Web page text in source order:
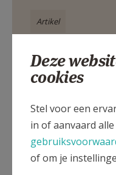
Artikel
Deel dit artikel
Deze
cookies
Stel voor een
in of aanvaard
of om je